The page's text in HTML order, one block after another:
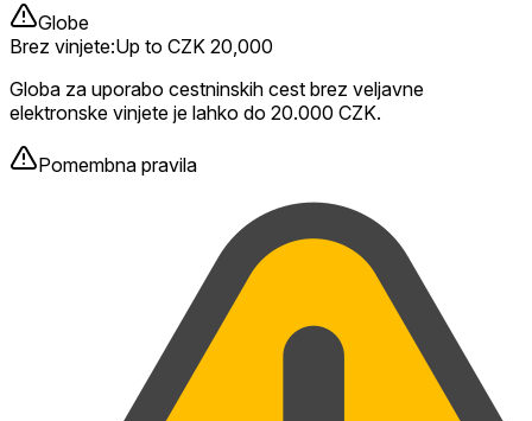
Globe
Brez vinjete:Up to CZK 20,000
Globa za uporabo cestninskih cest brez veljavne
elektronske vinjete je lahko do 20.000 CZK.
Pomembna pravila